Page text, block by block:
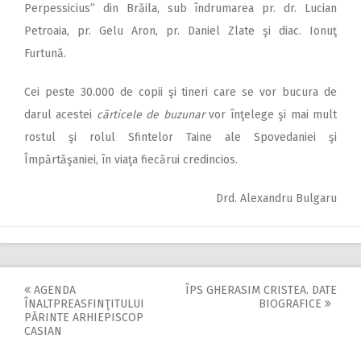
Perpessicius” din Brăila, sub îndrumarea pr. dr. Lucian
Petroaia, pr. Gelu Aron, pr. Daniel Zlate şi diac. Ionuţ
Furtună.
Cei peste 30.000 de copii şi tineri care se vor bucura de
darul acestei cărticele de buzunarvor înţelege şi mai mult
rostul şi rolul Sfintelor Taine ale Spovedaniei şi
Împărtăşaniei, în viaţa fiecărui credincios.
Drd. Alexandru Bulgaru
Post
navigation
AGENDA
ÎNALTPREASFINŢITULUI
PĂRINTE ARHIEPISCOP
CASIAN
ÎPS GHERASIM CRISTEA. DATE
BIOGRAFICE